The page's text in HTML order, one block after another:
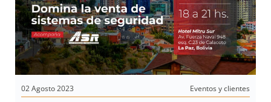
02 Agosto 2023 Eventos y clientes